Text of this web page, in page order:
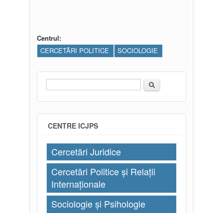
Centrul:
CERCETĂRI POLITICE
SOCIOLOGIE
Formular de căutare
Căutare
CENTRE ICJPS
Cercetări Juridice
Cercetări Politice și Relații
Internaționale
Sociologie și Psihologie